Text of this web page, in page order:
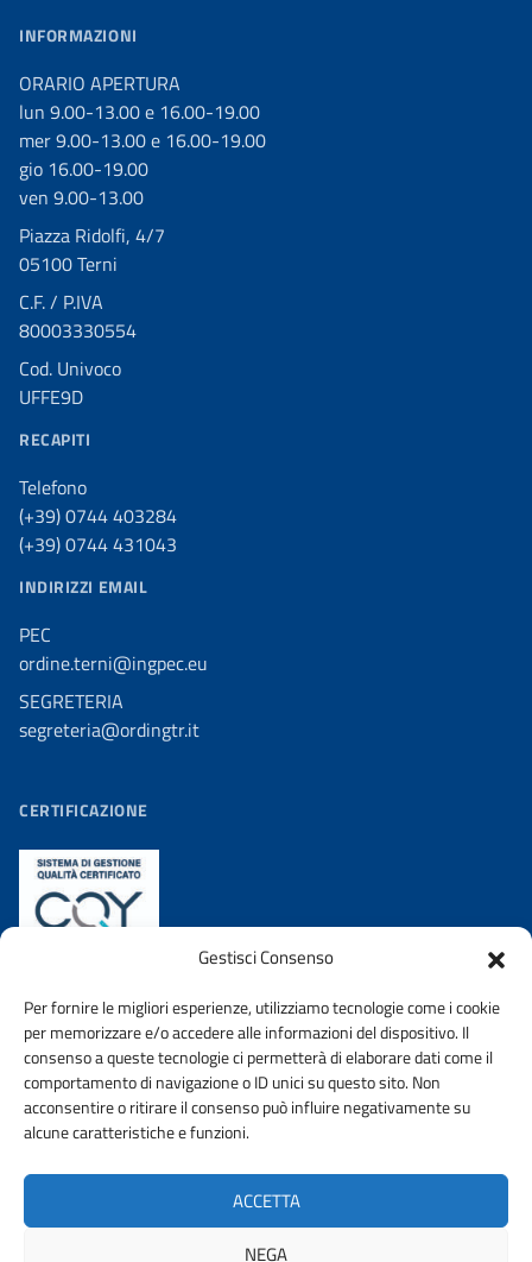
Gestisci Consenso
Per fornire le migliori esperienze, utilizziamo tecnologie come i cookie
per memorizzare e/o accedere alle informazioni del dispositivo. Il
consenso a queste tecnologie ci permetterà di elaborare dati come il
comportamento di navigazione o ID unici su questo sito. Non
acconsentire o ritirare il consenso può influire negativamente su
alcune caratteristiche e funzioni.
ACCETTA
NEGA
INFORMAZIONI
ORARIO APERTURA
lun 9.00-13.00 e 16.00-19.00
mer 9.00-13.00 e 16.00-19.00
gio 16.00-19.00
ven 9.00-13.00
Piazza Ridolfi, 4/7
05100 Terni
C.F. / P.IVA
80003330554
Cod. Univoco
UFFE9D
RECAPITI
Telefono
(+39) 0744 403284
(+39) 0744 431043
INDIRIZZI EMAIL
PEC
ordine.terni@ingpec.eu
SEGRETERIA
segreteria@ordingtr.it
CERTIFICAZIONE
AMMINISTRAZIONE TRASPARENTE PRIVACY POLICY
WHISTLEBLOWING DICHIARAZIONE DI ACCESSIBIILITA’